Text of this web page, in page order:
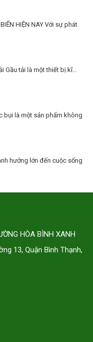
HIỆN NAY Với sự phát
Gầu tải là một thiết bị kĩ...
bụi là một sản phẩm không
hưởng lớn đến cuộc sống
HÒA BÌNH XANH
13, Quận Bình Thạnh,